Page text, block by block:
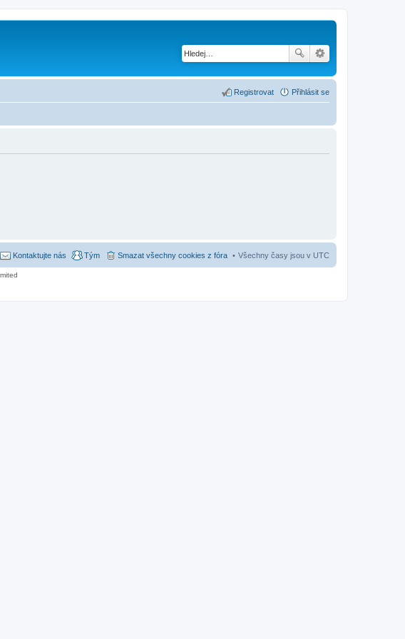
Přihlásit se
Registrovat
Všechny časy jsou v UTC
Smazat všechny cookies z fóra
Tým
Kontaktujte nás